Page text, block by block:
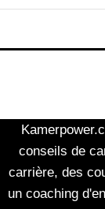
conseils de
carrière, des
un coaching